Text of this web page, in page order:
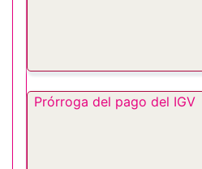
Prórroga del pago del IGV